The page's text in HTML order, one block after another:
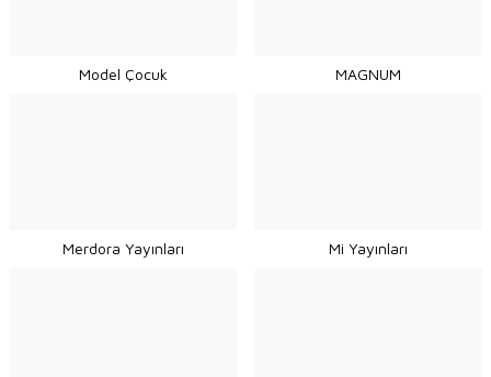
Model Çocuk MAGNUM
Merdora Yayınları Mi Yayınları